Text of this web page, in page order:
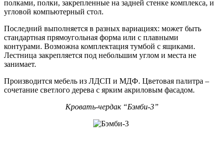
полками, полки, закрепленные на задней стенке комплекса, и
угловой компьютерный стол.
Последний выполняется в разных вариациях: может быть
стандартная прямоугольная форма или с плавными
контурами. Возможна комплектация тумбой с ящиками.
Лестница закрепляется под небольшим углом и места не
занимает.
Производится мебель из ЛДСП и МДФ. Цветовая палитра –
сочетание светлого дерева с ярким акриловым фасадом.
Кровать-чердак “Бэмби-3”